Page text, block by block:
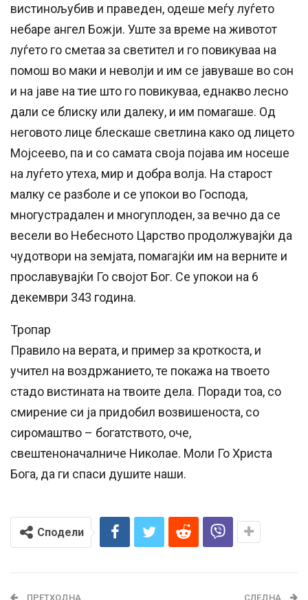
вистинољубив и праведен, одеше меѓу луѓето
небаре ангел Божји. Уште за време на животот
луѓето го сметаа за светител и го повикуваа на
помош во маки и неволји и им се јавуваше во сон
и на јаве на тие што го повикуваа, еднакво лесно
дали се блиску или далеку, и им помагаше. Од
неговото лице блескаше светлина како од лицето
Мојсеево, па и со самата своја појава им носеше
на луѓето утеха, мир и добра волја. На старост
малку се разболе и се упокои во Господа,
многустрадален и многуплоден, за вечно да се
весели во Небесното Царство продолжувајќи да
чудотвори на земјата, помагајќи им на верните и
прославувајќи Го својот Бог. Се упокои на 6
декември 343 година.
Тропар
Правило на верата, и пример за кроткоста, и
учител на воздржанието, те покажа на твоето
стадо вистината на твоите дела. Поради тоа, со
смирение си ја придобил возвишеноста, со
сиромаштво – богатството, оче,
свештеноначалниче Николае. Моли Го Христа
Бога, да ги спаси душите наши.
Сподели
ПРЕТХОДНА СЛЕДНА